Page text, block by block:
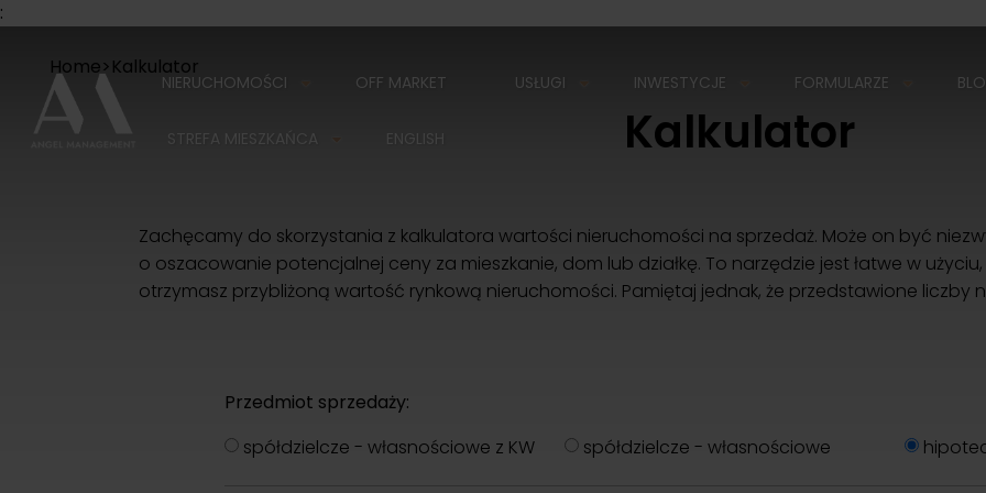
:
NIERUCHOMOŚCI OFF MARKET USŁUGI INWESTYCJE FORMULARZE
STREFA MIESZKAŃCA ENGLISH
Home>Kalkulator
Kalkulator
Zachęcamy do skorzystania z kalkulatora wartości nieruchomości na sprzedaż. Może on być
o oszacowanie potencjalnej ceny za mieszkanie, dom lub działkę. To narzędzie jest łatwe w
otrzymasz przybliżoną wartość rynkową nieruchomości. Pamiętaj jednak, że przedstawione
Przedmiot sprzedaży:
spółdzielcze - własnościowe z KW
spółdzielcze - własnościowe